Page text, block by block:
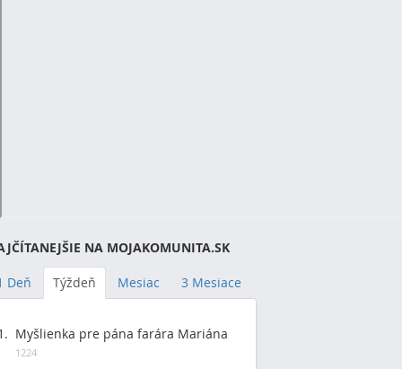
NA MOJAKOMUNITA.SK
Deň Týždeň Mesiac 3 Mesiace
Myšlienka pre pána farára Mariána
1224